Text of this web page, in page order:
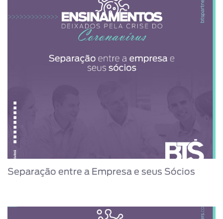
Separação entre a Empresa e seus Sócios